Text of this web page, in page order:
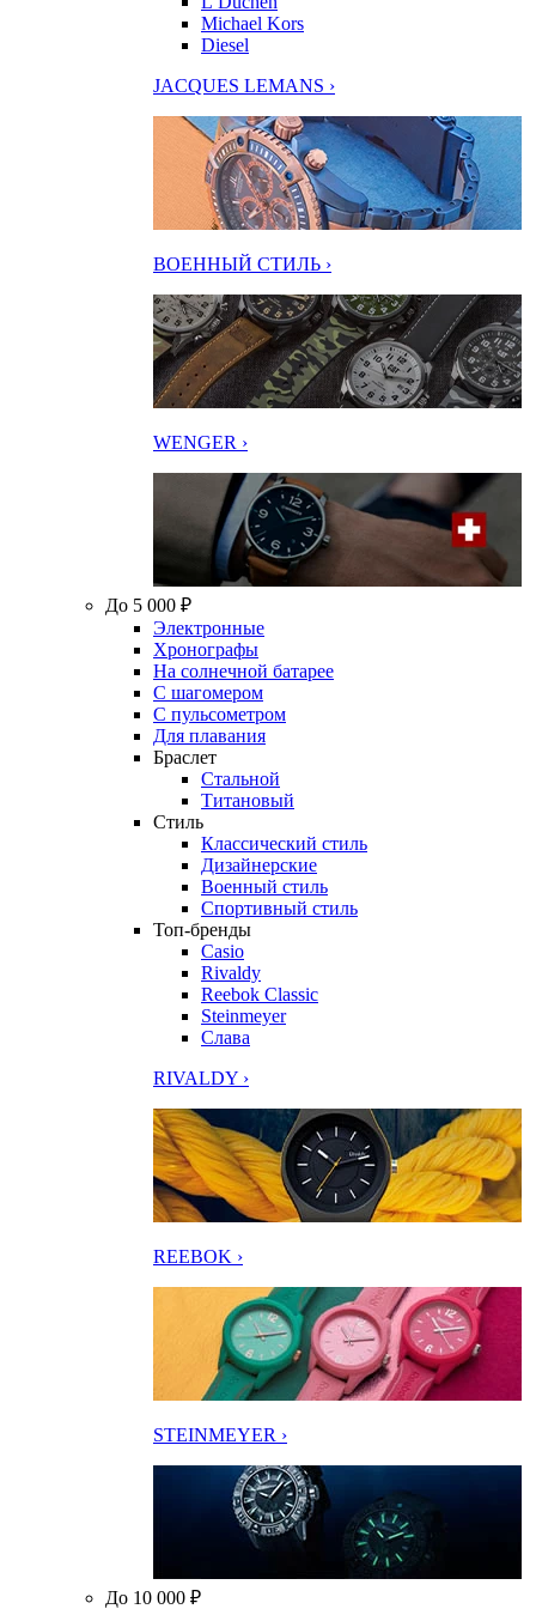
Michael Kors
Diesel
JACQUES LEMANS ›
ВОЕННЫЙ СТИЛЬ ›
WENGER ›
До 5 000 ₽
Электронные
Хронографы
На солнечной батарее
С шагомером
С пульсометром
Для плавания
Браслет
Стальной
Титановый
Стиль
Классический стиль
Дизайнерские
Военный стиль
Спортивный стиль
Топ-бренды
Casio
Rivaldy
Reebok Classic
Steinmeyer
Слава
RIVALDY ›
REEBOK ›
STEINMEYER ›
До 10 000 ₽